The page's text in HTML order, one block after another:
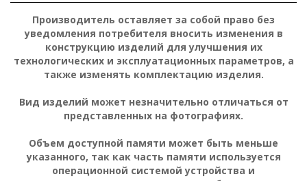
Производитель оставляет за собой право без
уведомления потребителя вносить изменения в
конструкцию изделий для улучшения их
технологических и эксплуатационных параметров, а
также изменять комплектацию изделия.
Вид изделий может незначительно отличаться от
представленных на фотографиях.
Объем доступной памяти может быть меньше
указанного, так как часть памяти используется
операционной системой устройства и